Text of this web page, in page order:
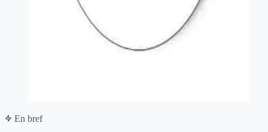
En bref